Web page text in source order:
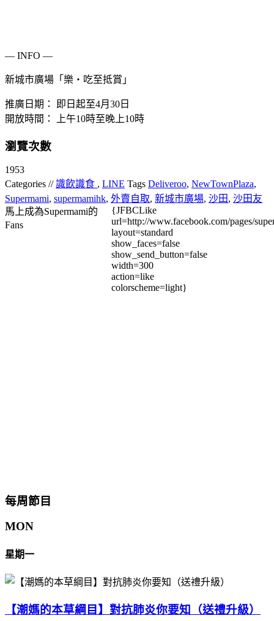
— INFO —
新城市廣場「樂‧吃至抵賞」
推廣日期： 即日起至4月30日
開放時間： 上午10時至晚上10時
瀏覽次數
1953
Categories //識飲識食 , LINE Tags Deliveroo, NewTownPlaza,
Supermami, supermamihk, 外賣自取, 新城市廣場, 沙田, 沙田友
馬上成為Supermami的
Fans
{JFBCLike
url=http://www.facebook.com/pages/
layout=standard
show_faces=false
show_send_button=false
width=300
action=like
colorscheme=light}
每周節目
MON
星期一
【潮媽的本草綱目】對抗肺炎你要知（送禮升級）